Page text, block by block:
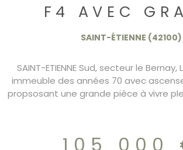
F4 AVEC
BALCON ET
SAINT-ÉTIENNE (42100)
SAINT-ETIENNE Sud, secteur le Bernay,
immeuble des années 70 avec
propsosant une grande pièce à vivre
105 000